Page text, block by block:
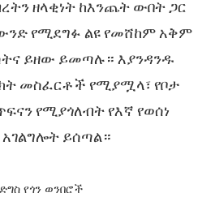
ዘላቂነት ከእንጨት ውበት ጋር
የሚደግፉ ልዩ የመሸከም አቅም
ይዘው ይመጣሉ። እያንዳንዱ
መስፈርቶች የሚያሟላ፣ የቦታ
የሚያጎለብት የእኛ የወሰነ
ይሰጣል።
የጎን ወንበሮች